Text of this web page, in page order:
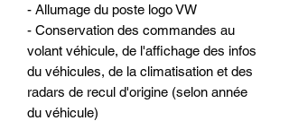
- Allumage du poste logo VW
- Conservation des commandes au
volant véhicule, de l'affichage des infos
du véhicules, de la climatisation et des
radars de recul d'origine (selon année
du véhicule)